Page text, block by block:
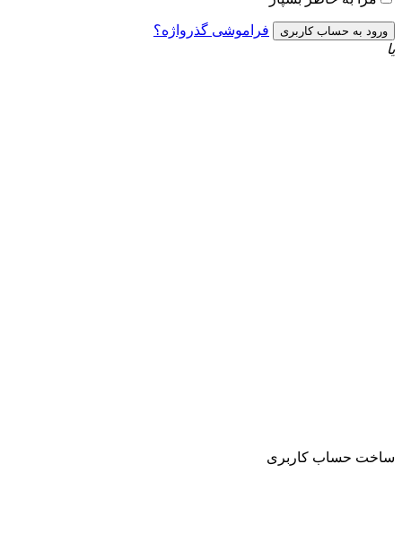
فراموشی گذرواژه؟
یا
ساخت حساب کاربری